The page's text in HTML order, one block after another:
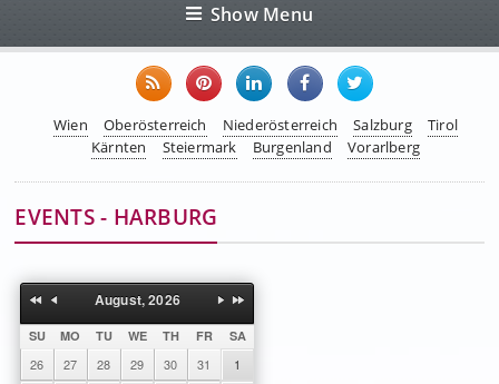
Show Menu
Wien Oberösterreich Niederösterreich Salzburg
Tirol
Kärnten
Steiermark Burgenland Vorarlberg
EVENTS - HARBURG
August, 2026
SU MO TU WE TH FR SA
26 27 28 29 30 31
1